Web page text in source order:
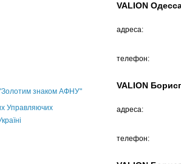
знаком АФНУ"
Управляючих
VALION
адреса:
телефон:
VALION
адреса:
телефон: